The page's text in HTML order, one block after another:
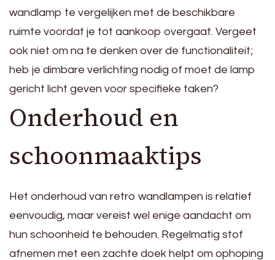
wandlamp te vergelijken met de beschikbare
ruimte voordat je tot aankoop overgaat. Vergeet
ook niet om na te denken over de functionaliteit;
heb je dimbare verlichting nodig of moet de lamp
gericht licht geven voor specifieke taken?
Onderhoud en
schoonmaaktips
Het onderhoud van retro wandlampen is relatief
eenvoudig, maar vereist wel enige aandacht om
hun schoonheid te behouden. Regelmatig stof
afnemen met een zachte doek helpt om ophoping